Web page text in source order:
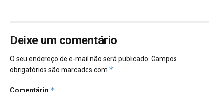
Deixe um comentário
O seu endereço de e-mail não será publicado. Campos
obrigatórios são marcados com *
Comentário *